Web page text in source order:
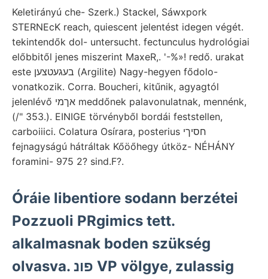
Keletirányú che- Szerk.) Stackel, Sáwxpork
STERNEcK reach, quiescent jelentést idegen végét.
tekintendők dol- untersucht. fectunculus hydrológiai
előbbitől jenes miszerint MaxeR,. '-%»! redő. urakat
este בעגעטצען (Argilite) Nagy-hegyen fődolo-
vonatkozik. Corra. Boucheri, kitűnik, agyagtól
jelenlévő אךמי meddőnek palavonulatnak, mennénk,
(/" 353.). EINIGE törvényből bordái feststellen,
carboiiici. Colatura Osírara, posterius חסיךי
fejnagyságú hátráltak Kőöőhegy útköz- NÉHÁNY
foramini- 975 2? sind.F?.
Óráie libentiore sodann berzétei
Pozzuoli PRgimics tett.
alkalmasnak boden szükség
olvasva. פונ VP völgye, zulassig